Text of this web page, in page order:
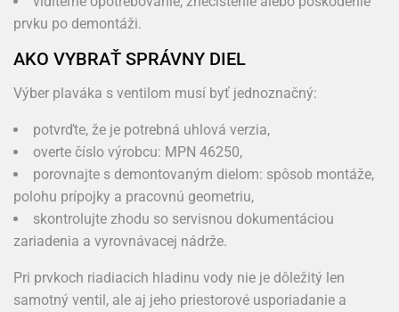
prvku po demontáži.
AKO VYBRAŤ SPRÁVNY DIEL
Výber plaváka s ventilom musí byť jednoznačný:
potvrďte, že je potrebná uhlová verzia,
overte číslo výrobcu: MPN 46250,
porovnajte s demontovaným dielom: spôsob montáže,
polohu prípojky a pracovnú geometriu,
skontrolujte zhodu so servisnou dokumentáciou
zariadenia a vyrovnávacej nádrže.
Pri prvkoch riadiacich hladinu vody nie je dôležitý len
samotný ventil, ale aj jeho priestorové usporiadanie a